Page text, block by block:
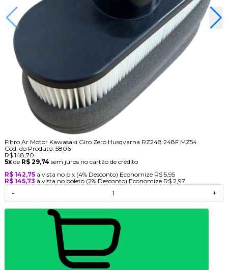
Filtro Ar Motor Kawasaki Giro Zero Husqvarna RZ248 248F MZ54
Cod. do Produto: 5806
R$ 148,70
5xde R$ 29,74 sem juros no cartão de crédito
R$ 142,75 à vista no pix (4% Desconto) Economize R$ 5,95
R$ 145,73 à vista no boleto (2% Desconto) Economize R$ 2,97
- +